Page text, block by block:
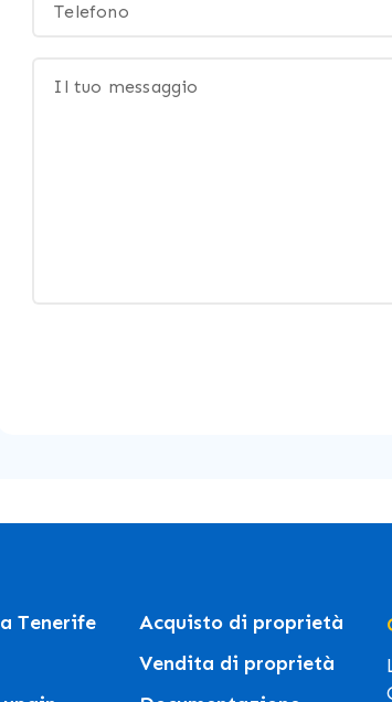
Tenerife
Acquisto di proprietà
Vendita di proprietà